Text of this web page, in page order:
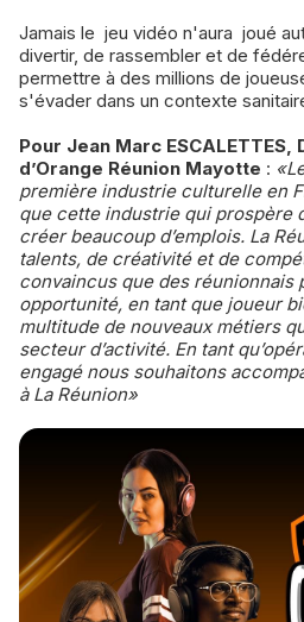
Jamais le jeu vidéo n'aura joué
divertir, de rassembler et de
permettre à des millions de
s'évader dans un contexte
Pour Jean Marc
d’Orange Réunion Mayotte :
première industrie culturelle en
que cette industrie qui prospère
créer beaucoup d’emplois. La
talents, de créativité et de
convaincus que des
opportunité, en tant que joueur
multitude de nouveaux métiers
secteur d’activité. En tant
engagé nous souhaitons
à La Réunion»